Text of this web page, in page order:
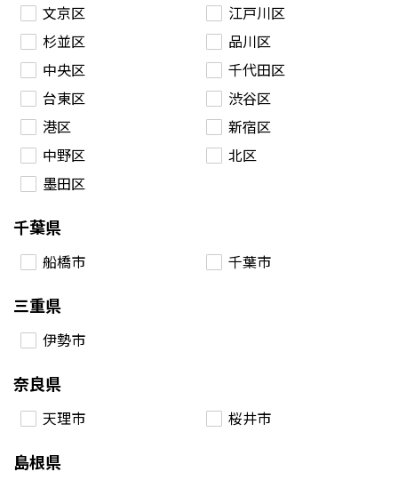
文京区
江戸川区
杉並区
品川区
中央区
千代田区
台東区
渋谷区
港区
新宿区
中野区
北区
墨田区
千葉県
船橋市 千葉市
三重県
伊勢市
奈良県
天理市 桜井市
島根県